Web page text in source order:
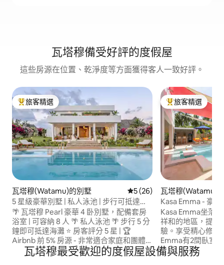
瓦塔穆備受好評的度假屋
這些房源在位置、乾淨度等方面獲得客人一致好評。
旅客精選榜首
旅客精選
瓦塔穆(Watamu)的別墅 從 26 則評價中獲得 5 的平
5 (26)
5 星級豪華別墅 | 私人泳池 | 步行可抵達海
灘
🌴 瓦塔穆 Pearl 豪華 4 卧別墅，配備套房
浴室 | 可容納 8 人 🌴 私人泳池 🌴 步行 5 分
鐘即可抵達海灘 ⭐ 房客評分 5 星 | 🏆
Airbnb 前 5% 房源 - 非常適合家庭和團體
入住。 - 日落景觀 這棟別墅提供隱私、舒
適和寧靜的氛圍，還有熱帶花園 🌴 📍黃金
旅客精選榜首
旅客精選
瓦塔穆(Watamu)
Kasa Emma - 豪
池）
Kasa Emma坐落
祥和的地區，提供
驗。享受精心修剪的
Emma有2間臥室
立淋浴間）、廚房
休息室，露臺上有小型
瓦塔穆最受歡迎的度假屋設備與服務